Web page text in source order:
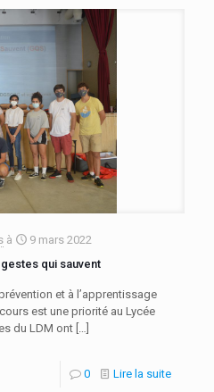
à
9 mars 2022
qui sauvent
et à l’apprentissage
est une priorité au Lycée
du LDM ont […]
0 Lire la suite